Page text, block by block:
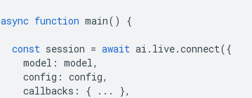
async function main() {
const session = await ai . live.connect({
model : model ,
config : config,
callbacks : { ...
},